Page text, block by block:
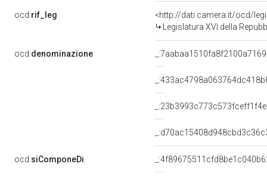
ocd:rif_leg
<http://dati.camera.it/ocd/
Legislatura XVI della
ocd:denominazione
ocd:siComponeDi